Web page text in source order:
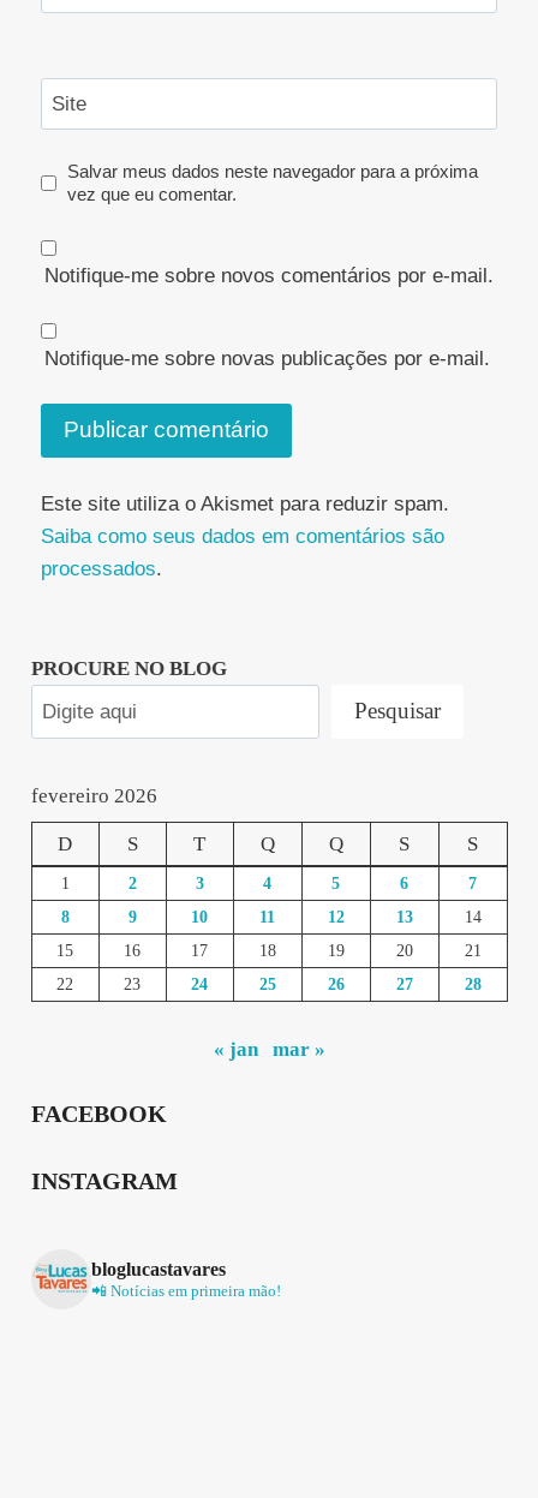
Site
Salvar meus dados neste navegador para a próxima
vez que eu comentar.
Notifique-me sobre novos comentários por e-mail.
Notifique-me sobre novas publicações por e-mail.
Este site utiliza o Akismet para reduzir spam.
Saiba como seus dados em comentários são
processados.
PROCURE NO BLOG
Pesquisar
fevereiro 2026
D S T Q Q S S
1 2 3 4 5 6
7
8
9 10 11 12 13
14
15
16 17 18 19 20
21
22
23 24 25 26 27 28
« jan mar »
FACEBOOK
INSTAGRAM
bloglucastavares
📲 Notícias em primeira mão!